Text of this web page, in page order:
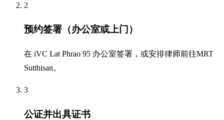
2
预约签署（办公室或上门）
在 iVC Lat Phrao 95 办公室签署，或安排律师前往MRT
Sutthisan。
3
公证并出具证书